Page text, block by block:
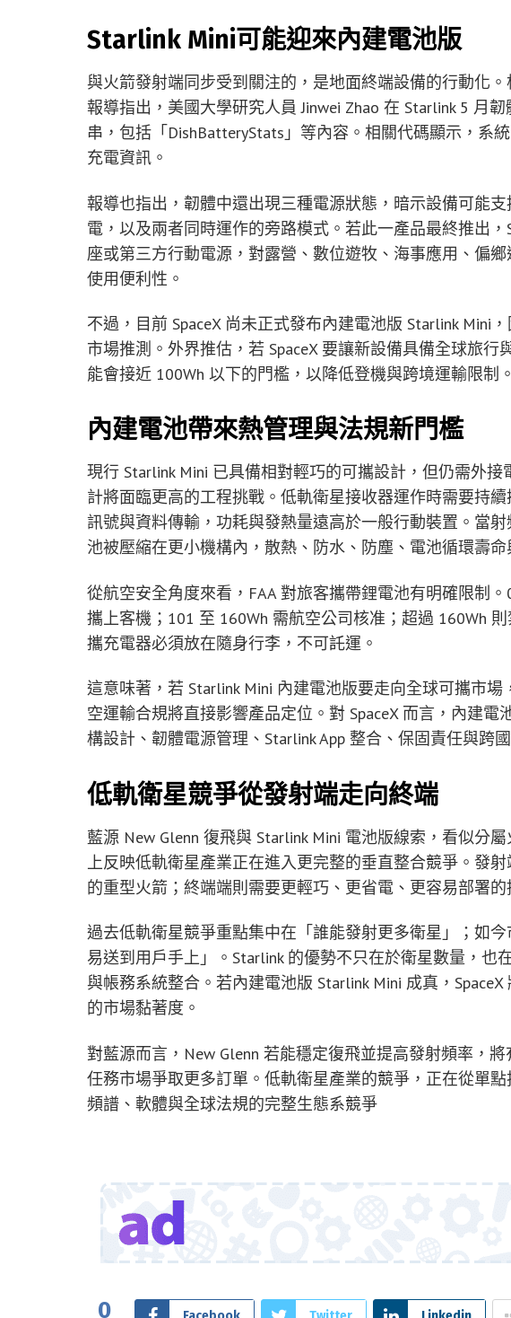
Starlink Mini可能迎來內建電池版
與火箭發射端同步受到關注的，是地面終端設備的行動化。
報導指出，美國大學研究人員 Jinwei Zhao 在 Starlink 5 月
串，包括「DishBatteryStats」等內容。相關代碼顯示，系
充電資訊。
報導也指出，韌體中還出現三種電源狀態，暗示設備可能支
電，以及兩者同時運作的旁路模式。若此一產品最終推出
座或第三方行動電源，對露營、數位遊牧、海事應用、偏
使用便利性。
不過，目前 SpaceX 尚未正式發布內建電池版 Starlink Mini
市場推測。外界推估，若 SpaceX 要讓新設備具備全球旅
能會接近 100Wh 以下的門檻，以降低登機與跨境運輸限制。
內建電池帶來熱管理與法規新門檻
現行 Starlink Mini 已具備相對輕巧的可攜設計，但仍需外
計將面臨更高的工程挑戰。低軌衛星接收器運作時需要持
訊號與資料傳輸，功耗與發熱量遠高於一般行動裝置。當
池被壓縮在更小機構內，散熱、防水、防塵、電池循環壽
從航空安全角度來看，FAA 對旅客攜帶鋰電池有明確限制
攜上客機；101 至 160Wh 需航空公司核准；超過 160Wh
攜充電器必須放在隨身行李，不可託運。
這意味著，若 Starlink Mini 內建電池版要走向全球可攜市
空運輸合規將直接影響產品定位。對 SpaceX 而言，內建
構設計、韌體電源管理、Starlink App 整合、保固責任與跨
低軌衛星競爭從發射端走向終端
藍源 New Glenn 復飛與 Starlink Mini 電池版線索，看似分
上反映低軌衛星產業正在進入更完整的垂直整合競爭。發
的重型火箭；終端端則需要更輕巧、更省電、更容易部署的
過去低軌衛星競爭重點集中在「誰能發射更多衛星」；如
易送到用戶手上」。Starlink 的優勢不只在於衛星數量，也
與帳務系統整合。若內建電池版 Starlink Mini 成真，
的市場黏著度。
對藍源而言，New Glenn 若能穩定復飛並提高發射頻率，
任務市場爭取更多訂單。低軌衛星產業的競爭，正在從單
頻譜、軟體與全球法規的完整生態系競爭
0